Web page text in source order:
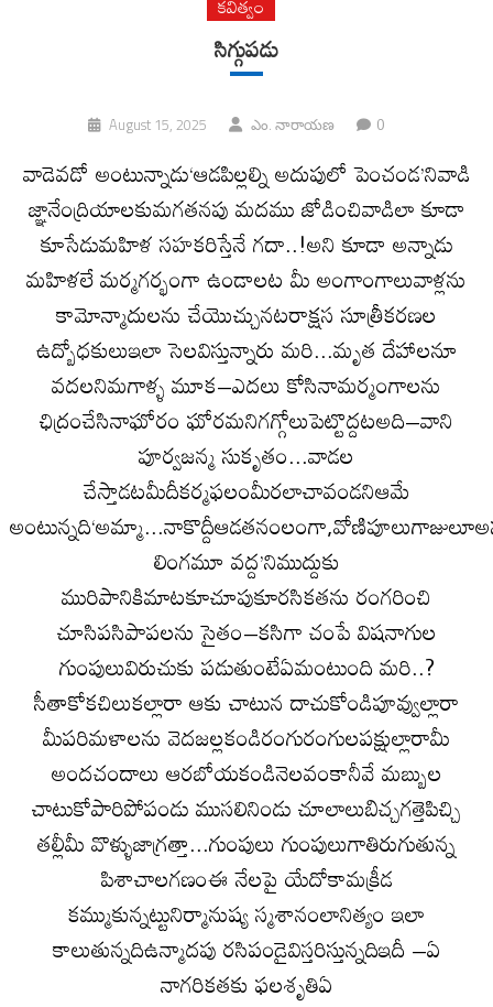
సిగ్గుపడు
August 15, 2025 ఎం. నారాయణ 0
వాడెవడో అంటున్నాడు‘ఆడపిల్లల్ని అదుపులో పెంచండ’నివాడి
జ్ఞానేంద్రియాలకుమగతనపు మదము జోడించివాడిలా కూడా
కూసేడుమహిళ సహకరిస్తేనే గదా..!అని కూడా అన్నాడు
మహిళలే మర్మగర్భంగా ఉండాలట మీ అంగాంగాలువాళ్లను
కామోన్మాదులను చేయొచ్చునటరాక్షస సూత్రీకరణల
ఉద్బోధకులుఇలా సెలవిస్తున్నారు మరి...మృత దేహాలనూ
వదలనిమగాళ్ళ మూక–ఎదలు కోసినామర్మంగాలను
ఛిద్రంచేసినాఘోరం ఘోరమనిగగ్గోలుపెట్టొద్దటఅది–వాని
పూర్వజన్మ సుకృతం...వాడల
చేస్తాడటమీదీకర్మఫలంమీరలాచావండనిఆమే
లింగమూ వద్ద’నిముద్దుకు
మురిపానికిమాటకూచూపుకూరసికతను రంగరించి
చూసిపసిపాపలను సైతం–కసిగా చంపే విషనాగుల
గుంపులువిరుచుకు పడుతుంటేఏమంటుంది మరి..?
సీతాకోకచిలుకల్లారా ఆకు చాటున దాచుకోండిపూవ్వుల్లారా
మీపరిమళాలను వెదజల్లకండిరంగురంగులపక్షుల్లారామీ
అందచందాలు ఆరబోయకండినెలవంకానీవే మబ్బుల
చాటుకోపారిపోపండు ముసలినిండు చూలాలుబిచ్చగత్తెపిచ్చి
తల్లీమీ వొళ్ళుజాగ్రత్తా...గుంపులు గుంపులుగాతిరుగుతున్న
పిశాచాలగణంఈ నేలపై యేదోకామక్రీడ
కమ్ముకున్నట్టునిర్మానుష్య స్మశానంలానిత్యం ఇలా
కాలుతున్నదిఉన్మాదపు రసిపండైవిస్తరిస్తున్నదిఇదీ –ఏ
నాగరికతకు ఫలశృతిఏ